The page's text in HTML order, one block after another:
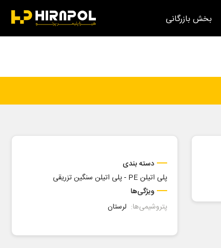
بخش بازرگانی
دسته بندی
پلی اتیلن PE
-پلی اتیلن سنگین تزریقی
ویژگی‌ها
پتروشیمی‌ها: لرستان